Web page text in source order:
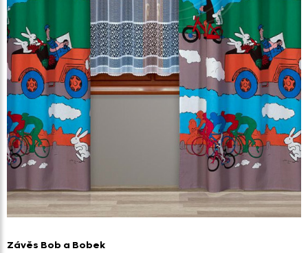
Závěs Bob a Bobek